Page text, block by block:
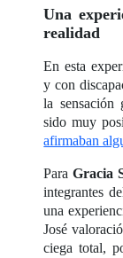
Una
realidad
En esta
y con
la sensación
sido muy
afirmaban
ParaGracia
integrantes
una
José
ciega total,